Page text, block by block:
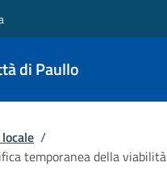
di Paullo
pane
/
temporanea della viabilità